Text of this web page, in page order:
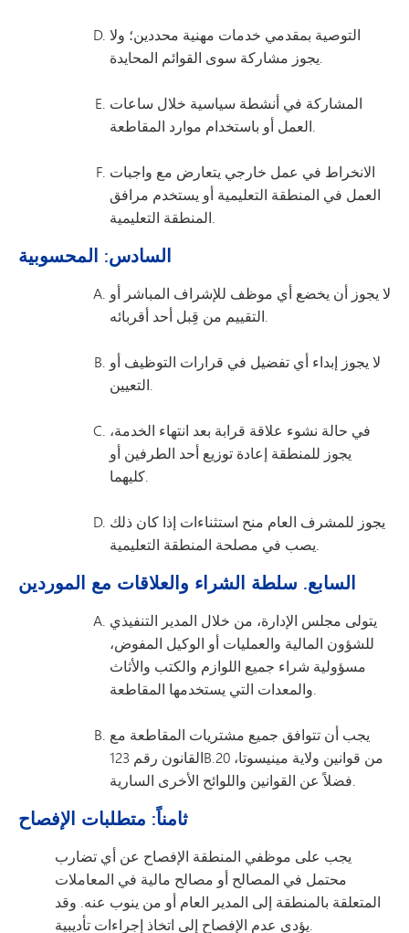
التوصية بمقدمي خدمات مهنية محددين؛ ولا
يجوز مشاركة سوى القوائم المحايدة.
المشاركة في أنشطة سياسية خلال ساعات
العمل أو باستخدام موارد المقاطعة.
الانخراط في عمل خارجي يتعارض مع واجبات
العمل في المنطقة التعليمية أو يستخدم مرافق
المنطقة التعليمية.
السادس: المحسوبية
لا يجوز أن يخضع أي موظف للإشراف المباشر أو
التقييم من قِبل أحد أقربائه.
لا يجوز إبداء أي تفضيل في قرارات التوظيف أو
التعيين.
في حالة نشوء علاقة قرابة بعد انتهاء الخدمة،
يجوز للمنطقة إعادة توزيع أحد الطرفين أو
كليهما.
يجوز للمشرف العام منح استثناءات إذا كان ذلك
يصب في مصلحة المنطقة التعليمية.
السابع. سلطة الشراء والعلاقات مع الموردين
يتولى مجلس الإدارة، من خلال المدير التنفيذي
للشؤون المالية والعمليات أو الوكيل المفوض،
مسؤولية شراء جميع اللوازم والكتب والأثاث
والمعدات التي يستخدمها المقاطعة.
يجب أن تتوافق جميع مشتريات المقاطعة مع
القانون رقم 123B.20 من قوانين ولاية مينيسوتا،
فضلاً عن القوانين واللوائح الأخرى السارية.
ثامناً: متطلبات الإفصاح
يجب على موظفي المنطقة الإفصاح عن أي تضارب
محتمل في المصالح أو مصالح مالية في المعاملات
المتعلقة بالمنطقة إلى المدير العام أو من ينوب عنه. وقد
يؤدي عدم الإفصاح إلى اتخاذ إجراءات تأديبية.